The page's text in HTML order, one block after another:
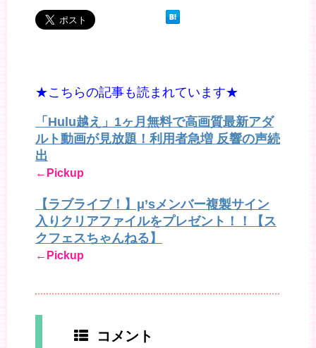
★こちらの記事も読まれています★
「Hulu越え」1ヶ月無料で高画質最新アダ
ルト動画が見放題！利用者急増 反響の声続
出
←Pickup
【ラブライブ！】μ’sメンバー複製サイン
入りクリアファイルをプレゼント！！【ス
クフェスちゃんねる】
←Pickup
コメント